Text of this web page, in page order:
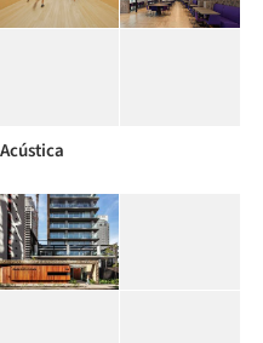
Acústica